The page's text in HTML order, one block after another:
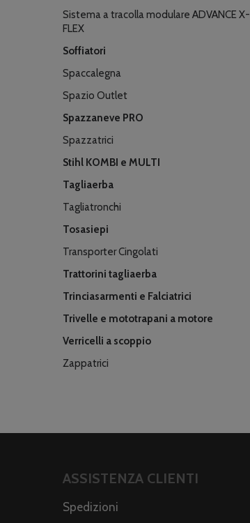
Sistema a tracolla modulare ADVANCE X-
FLEX
Soffiatori
Spaccalegna
Spazio Outlet
Spazzaneve PRO
Spazzatrici
Stihl KOMBI e MULTI
Tagliaerba
Tagliatronchi
Tosasiepi
Transporter Cingolati
Trattorini tagliaerba
Trinciasarmenti e Falciatrici
Trivelle e mototrapani a motore
Verricelli a scoppio
Zappatrici
ASSISTENZA CLIENTI
Spedizioni